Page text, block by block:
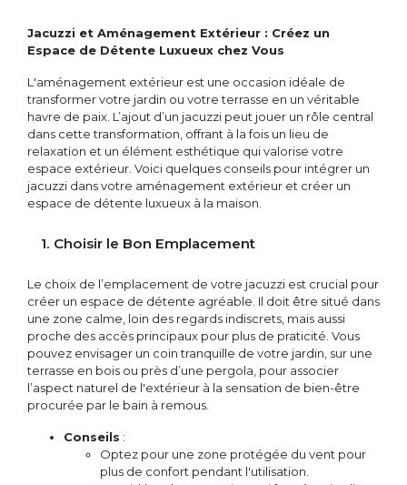
Jacuzzi et Aménagement Extérieur : Créez un
Espace de Détente Luxueux chez Vous
L'aménagement extérieur est une occasion idéale de
transformer votre jardin ou votre terrasse en un véritable
havre de paix. L’ajout d’un jacuzzi peut jouer un rôle central
dans cette transformation, offrant à la fois un lieu de
relaxation et un élément esthétique qui valorise votre
espace extérieur. Voici quelques conseils pour intégrer un
jacuzzi dans votre aménagement extérieur et créer un
espace de détente luxueux à la maison.
1. Choisir le Bon Emplacement
Le choix de l’emplacement de votre jacuzzi est crucial pour
créer un espace de détente agréable. Il doit être situé dans
une zone calme, loin des regards indiscrets, mais aussi
proche des accès principaux pour plus de praticité. Vous
pouvez envisager un coin tranquille de votre jardin, sur une
terrasse en bois ou près d’une pergola, pour associer
l’aspect naturel de l'extérieur à la sensation de bien-être
procurée par le bain à remous.
Conseils :
Optez pour une zone protégée du vent pour
plus de confort pendant l'utilisation.